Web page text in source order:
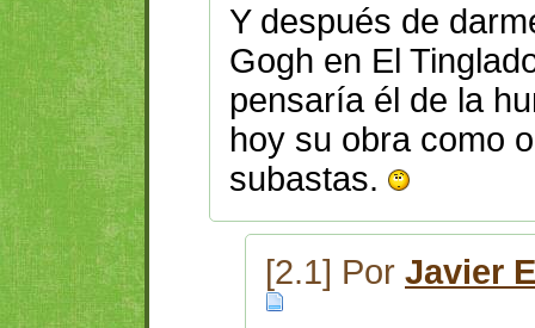
Y después de
Gogh en El
pensaría él de la
hoy su obra como
subastas.
[2.1] Por Javier